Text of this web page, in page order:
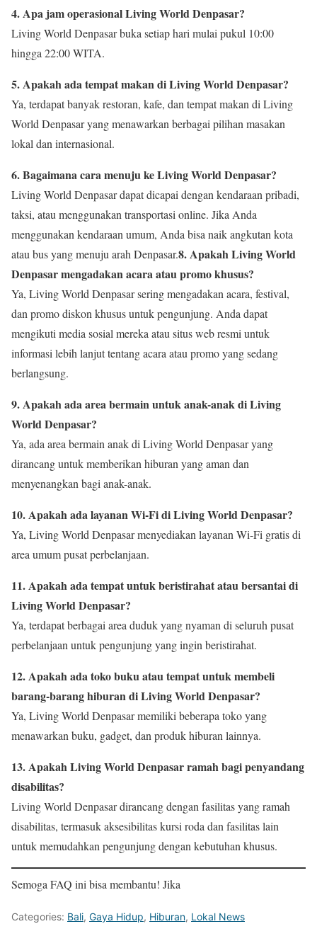
4. Apa jam operasional Living World Denpasar?
Living World Denpasar buka setiap hari mulai pukul 10:00
hingga 22:00 WITA.
5. Apakah ada tempat makan di Living World Denpasar?
Ya, terdapat banyak restoran, kafe, dan tempat makan di Living
World Denpasar yang menawarkan berbagai pilihan masakan
lokal dan internasional.
6. Bagaimana cara menuju ke Living World Denpasar?
Living World Denpasar dapat dicapai dengan kendaraan pribadi,
taksi, atau menggunakan transportasi online. Jika Anda
menggunakan kendaraan umum, Anda bisa naik angkutan kota
atau bus yang menuju arah Denpasar.8. Apakah Living World
Denpasar mengadakan acara atau promo khusus?
Ya, Living World Denpasar sering mengadakan acara, festival,
dan promo diskon khusus untuk pengunjung. Anda dapat
mengikuti media sosial mereka atau situs web resmi untuk
informasi lebih lanjut tentang acara atau promo yang sedang
berlangsung.
9. Apakah ada area bermain untuk anak-anak di Living
World Denpasar?
Ya, ada area bermain anak di Living World Denpasar yang
dirancang untuk memberikan hiburan yang aman dan
menyenangkan bagi anak-anak.
10. Apakah ada layanan Wi-Fi di Living World Denpasar?
Ya, Living World Denpasar menyediakan layanan Wi-Fi gratis di
area umum pusat perbelanjaan.
11. Apakah ada tempat untuk beristirahat atau bersantai di
Living World Denpasar?
Ya, terdapat berbagai area duduk yang nyaman di seluruh pusat
perbelanjaan untuk pengunjung yang ingin beristirahat.
12. Apakah ada toko buku atau tempat untuk membeli
barang-barang hiburan di Living World Denpasar?
Ya, Living World Denpasar memiliki beberapa toko yang
menawarkan buku, gadget, dan produk hiburan lainnya.
13. Apakah Living World Denpasar ramah bagi penyandang
disabilitas?
Living World Denpasar dirancang dengan fasilitas yang ramah
disabilitas, termasuk aksesibilitas kursi roda dan fasilitas lain
untuk memudahkan pengunjung dengan kebutuhan khusus.
Semoga FAQ ini bisa membantu! Jika
Categories: Bali, Gaya Hidup, Hiburan, Lokal News